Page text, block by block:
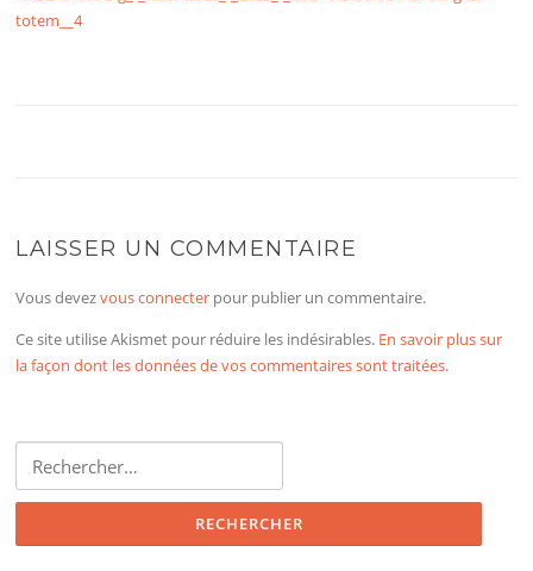
LAISSER UN COMMENTAIRE
Vous devezvous connecter pour publier un commentaire.
Ce site utilise Akismet pour réduire les indésirables. En savoir plus sur
la façon dont les données de vos commentaires sont traitées.